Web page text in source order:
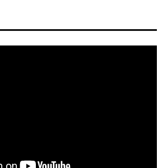
এক
ক্রীড়াবিদ: ক্রীড়া প্রতিমন্ত্রী